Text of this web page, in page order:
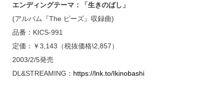
エンディングテーマ：「生きのばし」
(アルバム『The ピーズ』収録曲)
品番：KICS-991
定価：￥3,143（税抜価格\2,857）
2003/2/5発売
DL&STREAMING： https://lnk.to/Ikinobashi